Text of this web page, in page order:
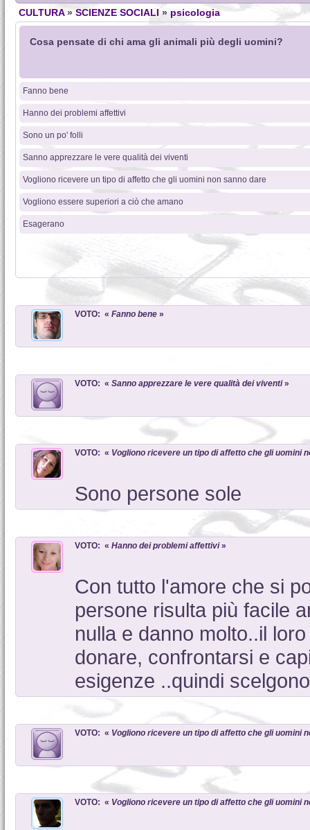
CULTURA» SCIENZE SOCIALI » psicologia
Cosa pensate di chi ama gli animali più degli uomini?
Fanno bene
Hanno dei problemi affettivi
Sono un po' folli
Sanno apprezzare le vere qualità dei viventi
Vogliono ricevere un tipo di affetto che gli uomini non sanno dare
Vogliono essere superiori a ciò che amano
Esagerano
VOTO: « Fanno bene »
VOTO: « Sanno apprezzare le vere qualità dei viventi»
VOTO: « Vogliono ricevere un tipo di affetto che gli uomini
Sono persone sole
VOTO: « Hanno dei problemi affettivi»
Con tutto l'amore che si
persone risulta più facile
nulla e danno molto..il
donare, confrontarsi e
esigenze ..quindi
VOTO: « Vogliono ricevere un tipo di affetto che gli uomini
VOTO: « Vogliono ricevere un tipo di affetto che gli uomini